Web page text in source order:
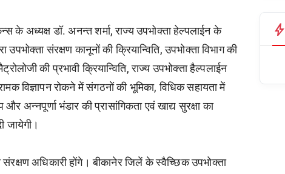
के अध्यक्ष डॉ. अनन्त शर्मा, राज्य उपभोक्ता हेल्पलाईन के
उपभोक्ता संरक्षण कानूनों की क्रियान्विति, उपभोक्ता विभाग की
की प्रभावी क्रियान्विति, राज्य उपभोक्ता हैल्पलाईन
विज्ञापन रोकने में संगठनों की भूमिका, विधिक सहायता में
अन्नपूर्णा भंडार की प्रासांगिकता एवं खाद्य सुरक्षा का
जायेगी।
अधिकारी होंगे। बीकानेर जिलें के स्वैच्छिक उपभोक्ता
bolt